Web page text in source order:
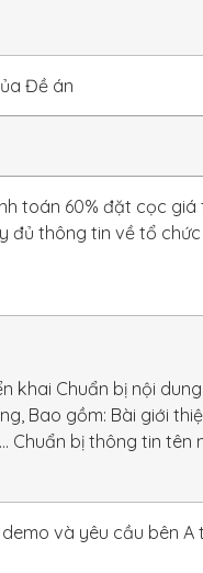
Đề án
toán 60% đặt cọc
đủ thông tin về tổ
khai Chuẩn bị nội
Bao gồm: Bài giới
Chuẩn bị thông tin tên
và yêu cầu bên A